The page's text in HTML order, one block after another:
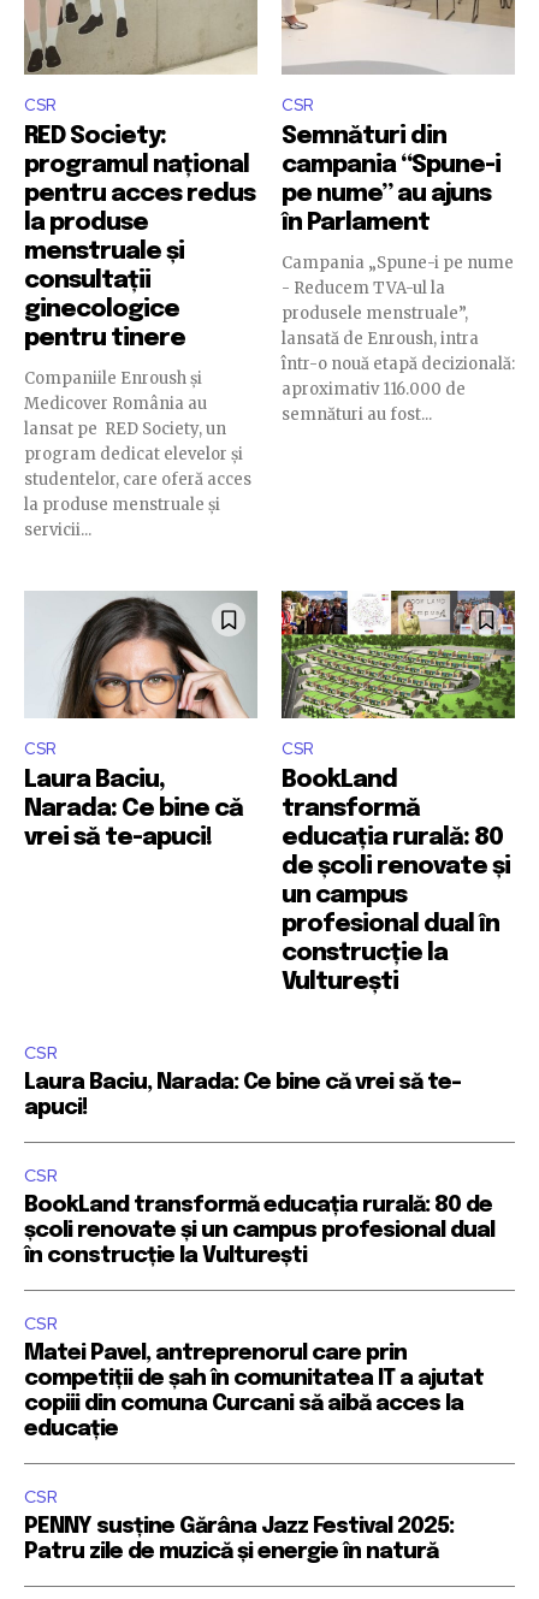
CSR
RED Society:
programul național
pentru acces redus
la produse
menstruale și
consultații
ginecologice
pentru tinere
Companiile Enroush și
Medicover România au
lansat pe RED Society, un
program dedicat elevelor și
studentelor, care oferă acces
la produse menstruale și
servicii...
CSR
Semnături din
campania “Spune-i
pe nume” au ajuns
în Parlament
Campania „Spune-i pe nume
- Reducem TVA-ul la
produsele menstruale”,
lansată de Enroush, intra
într-o nouă etapă decizională:
aproximativ 116.000 de
semnături au fost...
CSR
Laura Baciu,
Narada: Ce bine că
vrei să te-apuci!
CSR
BookLand
transformă
educația rurală: 80
de școli renovate și
un campus
profesional dual în
construcție la
Vulturești
CSR
Laura Baciu, Narada: Ce bine că vrei să te-
apuci!
CSR
BookLand transformă educația rurală: 80 de
școli renovate și un campus profesional dual
în construcție la Vulturești
CSR
Matei Pavel, antreprenorul care prin
competiții de șah în comunitatea IT a ajutat
copiii din comuna Curcani să aibă acces la
educație
CSR
PENNY susține Gărâna Jazz Festival 2025:
Patru zile de muzică și energie în natură